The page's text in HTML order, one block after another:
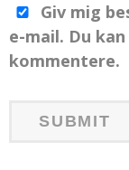
Giv mig
e-mail. Du
kommentere.